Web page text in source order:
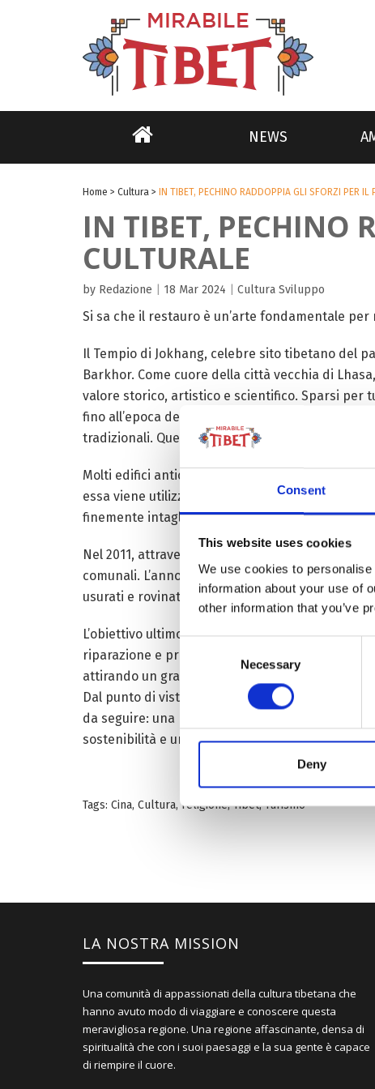
Consent
This website uses cookies
We use cookies to
information about your use of
other information that you’ve
Necessary
Deny
NEWS
Home > Cultura > IN TIBET, PECHINO RADDOPPIA GLI SFORZI PER IL
IN TIBET, PECHINO
CULTURALE
by Redazione 18 Mar 2024 Cultura Sviluppo
Si sa che il restauro è un’arte fondamentale
Il Tempio di Jokhang, celebre sito tibetano del
Barkhor. Come cuore della città vecchia di
valore storico, artistico e scientifico. Sparsi per
fino all’epoca delle dinastie reali tibetane;
tradizionali. Questi antichi edifici mostrano ai
Molti edifici antichi nel centro storico di Lhasa
essa viene utilizzata in diversi luoghi: le pareti
finemente intagliato.
Nel 2011, attraverso le indagini, la municipalità
comunali. L’anno seguente, il Governo ha
usurati e rovinati.
L’obiettivo ultimo della protezione degli edifici
riparazione e protezione, intraprendendo
attirando un gran numero di visitatori i e
Dal punto di vista della protezione e
da seguire: una protezione rigorosa e
sostenibilità e un Tibet unico dal fascino infinito
Tags: Cina, Cultura,religione,Tibet,Turismo
LA NOSTRA MISSION
Una comunità di appassionati della cultura tibetana che
hanno avuto modo di viaggiare e conoscere questa
meravigliosa regione. Una regione affascinante, densa di
spiritualità che con i suoi paesaggi e la sua gente è capace
di riempire il cuore.